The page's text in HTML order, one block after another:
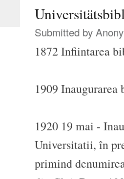
Submitted by
1872 Infiintarea
1909
1920 19 mai -
Universitatii, în
primind